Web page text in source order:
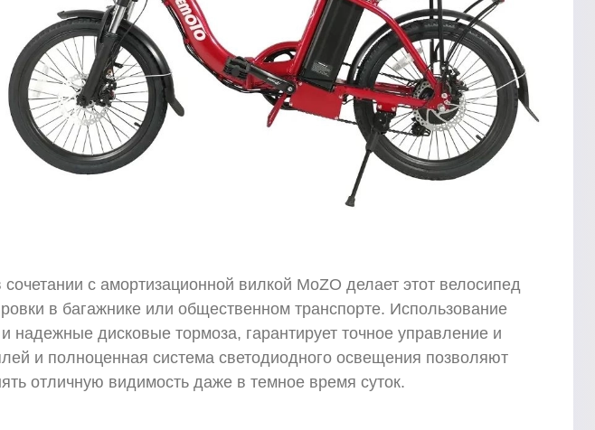
с амортизационной вилкой MoZO делает этот велосипед
в багажнике или общественном транспорте. Использование
надежные дисковые тормоза, гарантирует точное управление и
и полноценная система светодиодного освещения позволяют
отличную видимость даже в темное время суток.